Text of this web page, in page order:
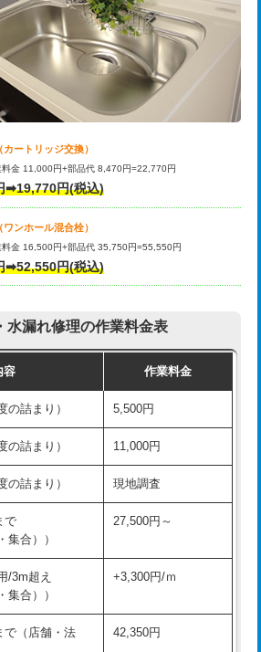
使用（バンド止
5,500円
削・埋め戻し作
11,000円
VP・HI）使
（VP・HI）使
ング鋼管・銅
/3ｍまで)
44,000円
/3ｍ超え)
・埋め戻し作
11,000円~
事/3ｍまで） 55,000円
管工事/3ｍ超
+11,000円
満）
上） 66,000円
さ10㎝まで）
8,800円
処理・清掃・修
など（軽作業）
11,000円
処理・清掃・修
など（中作業）
22,000円
処理・清掃・修
など（重作業）
33,000円
水トラップ
22,000円+材料費
）
栓） 16,500円
ートリッジ交換）
金 11,000円+部品代 8,470円=22,770円
➡19,770円(税込)
ンホール混合栓）
金 16,500円+部品代 35,750円=55,550円
➡52,550円(税込)
水漏れ修理の作業料金表
容 作業料金
の詰まり） 5,500円
の詰まり） 11,000円
の詰まり） 現地調査
で
集合））
27,500円～
/3m超え
集合））
+3,300円/ｍ
で（店舗・法
42,350円